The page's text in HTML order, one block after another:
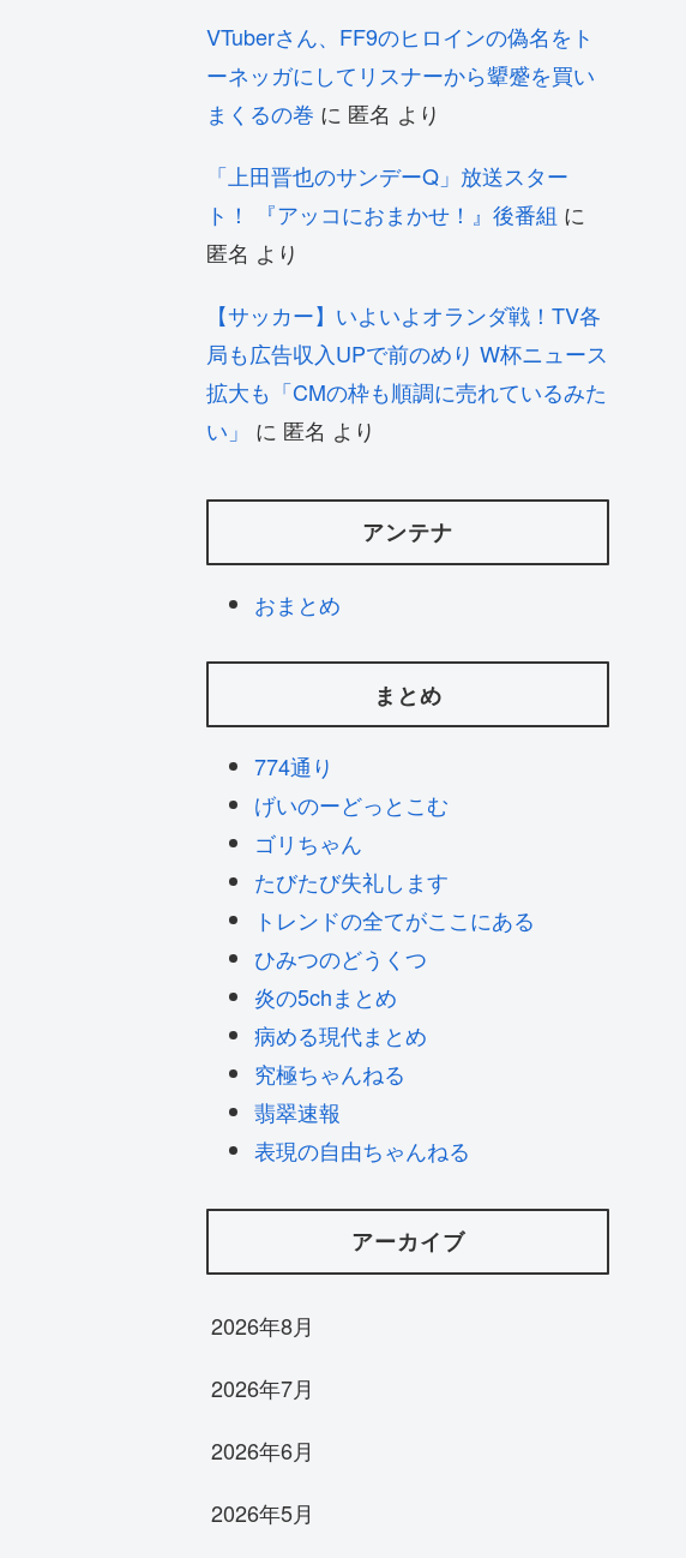
VTuberさん、FF9のヒロインの偽名をト
ーネッガにしてリスナーから顰蹙を買い
まくるの巻 に 匿名 より
「上田晋也のサンデーQ」放送スター
ト！ 『アッコにおまかせ！』後番組 に
匿名 より
【サッカー】いよいよオランダ戦！TV各
局も広告収入UPで前のめり W杯ニュース
拡大も「CMの枠も順調に売れているみた
い」
に 匿名 より
アンテナ
おまとめ
まとめ
774通り
げいのーどっとこむ
ゴリちゃん
たびたび失礼します
トレンドの全てがここにある
ひみつのどうくつ
炎の5chまとめ
病める現代まとめ
究極ちゃんねる
翡翠速報
表現の自由ちゃんねる
アーカイブ
2026年8月
2026年7月
2026年6月
2026年5月